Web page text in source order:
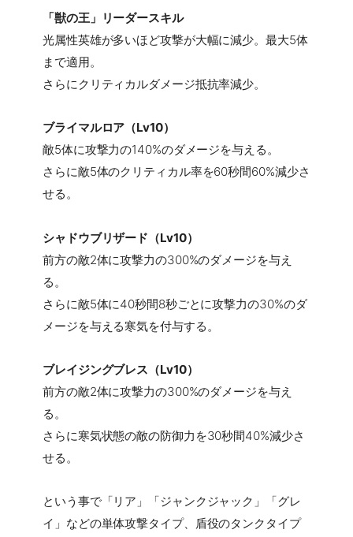
「獣の王」リーダースキル
光属性英雄が多いほど攻撃が大幅に減少。最大5体
まで適用。
さらにクリティカルダメージ抵抗率減少。
ブライマルロア（Lv10）
敵5体に攻撃力の140%のダメージを与える。
さらに敵5体のクリティカル率を60秒間60%減少さ
せる。
シャドウブリザード（Lv10）
前方の敵2体に攻撃力の300%のダメージを与え
る。
さらに敵5体に40秒間8秒ごとに攻撃力の30%のダ
メージを与える寒気を付与する。
ブレイジングブレス（Lv10）
前方の敵2体に攻撃力の300%のダメージを与え
る。
さらに寒気状態の敵の防御力を30秒間40%減少さ
せる。
という事で「リア」「ジャンクジャック」「グレ
イ」などの単体攻撃タイプ、盾役のタンクタイプ